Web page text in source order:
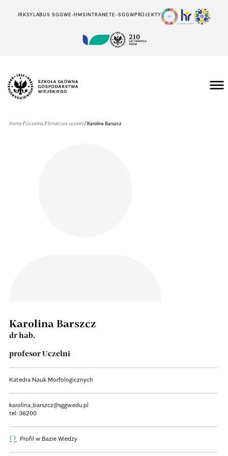
IRKSYLABUS SGGWE-HMSINTRANETE-SGGWPROJEKTY
Wiejskiego
Home/Uczelnia/Struktura uczelni/Karolina Barszcz
Karolina Barszcz
dr hab.
profesor Uczelni
Katedra Nauk Morfologicznych
karolina_barszcz@sggw.edu.pl
tel: 36200
Profil w Bazie Wiedzy